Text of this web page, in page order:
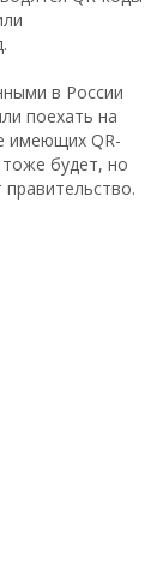
в России
поехать на
имеющих QR-
будет, но